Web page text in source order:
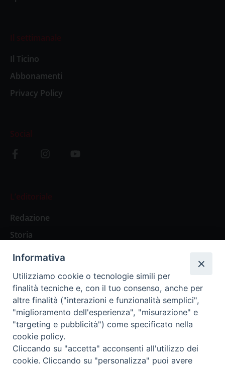
Il settimanale
Il Ticino
Abbonamenti
Privacy Policy
Social
L’editoriale
Redazione
Storia
Abbonamenti
Abbonamento Annuale Digitale
Abbonamento Annuale Cartaceo
Abbonamento Singola Copia Digitale
Informativa
Utilizziamo cookie o tecnologie simili per
finalità tecniche e, con il tuo consenso, anche per
altre finalità ("interazioni e funzionalità semplici",
"miglioramento dell'esperienza", "misurazione" e
"targeting e pubblicità") come specificato nella
cookie policy.
Cliccando su "accetta" acconsenti all'utilizzo dei
cookie. Cliccando su "personalizza" puoi avere